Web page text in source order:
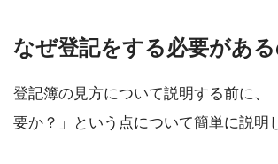
なぜ登記をする必要がある
登記簿の見方について説明する前に、
要か？」という点について簡単に説明